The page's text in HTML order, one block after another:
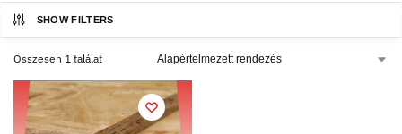
SHOW FILTERS
Összesen 1 találat